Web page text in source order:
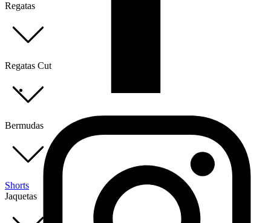
Regatas
Regatas Cut
Bermudas
Shorts
Jaquetas